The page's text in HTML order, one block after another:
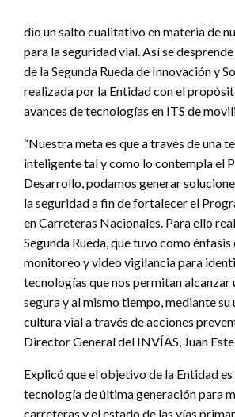
dio un salto cualitativo en materia de
para la seguridad vial. Así se
de la Segunda Rueda de Innovación y
realizada por la Entidad con el
avances de tecnologías en ITS de
“Nuestra meta es que a través de una
inteligente tal y como lo contempla el
Desarrollo, podamos generar
la seguridad a fin de fortalecer el
en Carreteras Nacionales. Para ello
Segunda Rueda, que tuvo como
monitoreo y video vigilancia para
tecnologías que nos permitan alcanzar
segura y al mismo tiempo, mediante su
cultura vial a través de acciones
Director General del INVÍAS, Juan
Explicó que el objetivo de la Entidad
tecnología de última generación para
carreteras y el estado de las vías